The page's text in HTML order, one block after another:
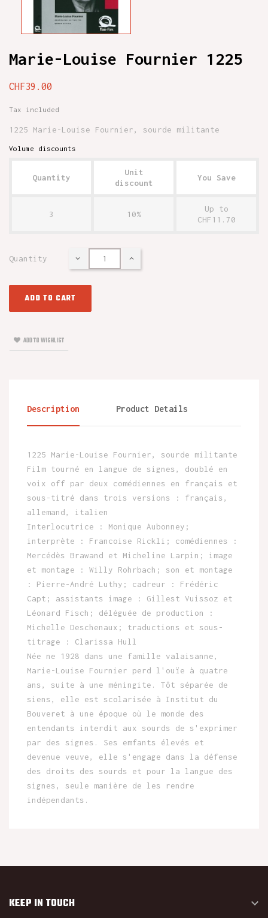
Marie-Louise Fournier 1225
CHF39.00
Tax included
1225 Marie-Louise Fournier, sourde militante
Volume discounts
Quantity
Unit
discount
You Save
3 10%
Up to
CHF11.70
Quantity
ADD TO CART
ADD TO WISHLIST
Description Product Details
1225 Marie-Louise Fournier, sourde militante
Film tourné en langue de signes, doublé en
voix off par deux comédiennes en français et
sous-titré dans trois versions : français,
allemand, italien
Interlocutrice : Monique Aubonney;
interprète : Francoise Rickli; comédiennes :
Mercédès Brawand et Micheline Larpin; image
et montage : Willy Rohrbach; son et montage
: Pierre-André Luthy; cadreur : Frédéric
Capt; assistants image : Gillest Vuissoz et
Léonard Fisch; déléguée de production :
Michelle Deschenaux; traductions et sous-
titrage : Clarissa Hull
Née ne 1928 dans une famille valaisanne,
Marie-Louise Fournier perd l'ouïe à quatre
ans, suite à une méningite. Tôt séparée de
siens, elle est scolarisée à Institut du
Bouveret à une époque où le monde des
entendants interdit aux sourds de s'exprimer
par des signes. Ses emfants élevés et
devenue veuve, elle s'engage dans la défense
des droits des sourds et pour la langue des
signes, seule manière de les rendre
indépendants.
KEEP IN TOUCH 